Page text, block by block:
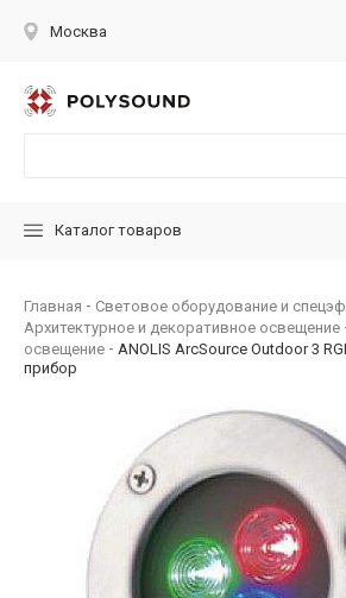
Москва
Каталог товаров
Главная
Световое оборудование и
Архитектурное и декоративное освещение
освещение
ANOLIS ArcSource Outdoor 3
прибор